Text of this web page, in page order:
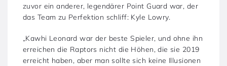
zuvor ein anderer, legendärer Point Guard war, der
das Team zu Perfektion schliff: Kyle Lowry.
„Kawhi Leonard war der beste Spieler, und ohne ihn
erreichen die Raptors nicht die Höhen, die sie 2019
erreicht haben, aber man sollte sich keine Illusionen